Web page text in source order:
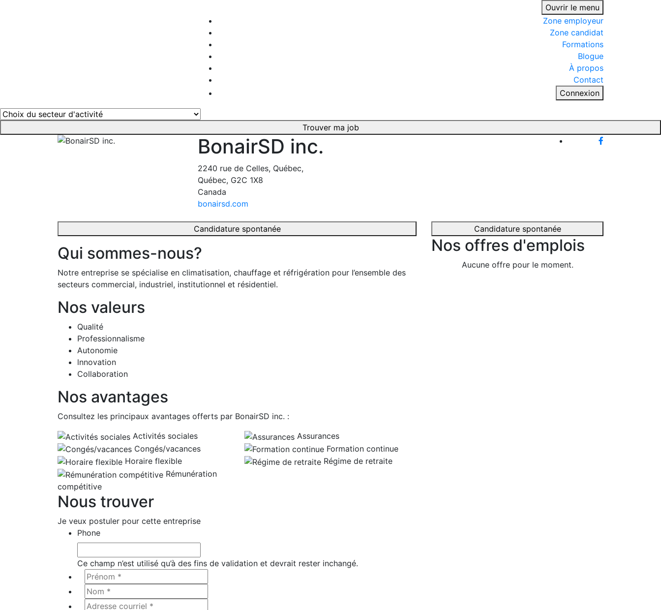
Ouvrir le menu
Zone employeur
Zone candidat
Formations
Blogue
À propos
Contact
Connexion
Trouver ma job
BonairSD inc.
2240 rue de Celles, Québec,
Québec, G2C 1X8
Canada
bonairsd.com
Candidature spontanée
Qui sommes-nous?
Notre entreprise se spécialise en climatisation, chauffage et réfrigération pour I’ensemble des
secteurs commercial, industriel, institutionnel et résidentiel.
Nos valeurs
Qualité
Professionnalisme
Autonomie
lnnovation
Collaboration
Nos avantages
Consultez les principaux avantages offerts par BonairSD inc. :
Activités sociales
Assurances
Congés/vacances
Formation continue
Horaire flexible
Régime de retraite
Rémunération
compétitive
Nous trouver
Je veux postuler pour cette entreprise
Phone
Ce champ n’est utilisé qu’à des fins de validation et devrait rester inchangé.
Prénom
**
Nom
**
Adresse
Candidature spontanée
Nos offres d'emplois
Aucune offre pour le moment.